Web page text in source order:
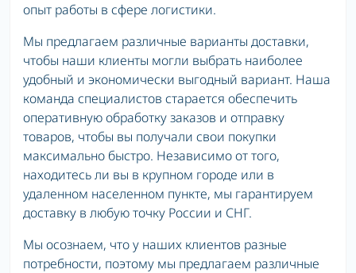
опыт работы в сфере логистики.
Мы предлагаем различные варианты доставки,
чтобы наши клиенты могли выбрать наиболее
удобный и экономически выгодный вариант. Наша
команда специалистов старается обеспечить
оперативную обработку заказов и отправку
товаров, чтобы вы получали свои покупки
максимально быстро. Независимо от того,
находитесь ли вы в крупном городе или в
удаленном населенном пункте, мы гарантируем
доставку в любую точку России и СНГ.
Мы осознаем, что у наших клиентов разные
потребности, поэтому мы предлагаем различные